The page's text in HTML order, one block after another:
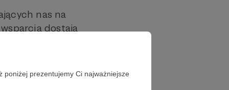
poniżej prezentujemy Ci najważniejsze
nas na
dostają
się Wam
tej książki
Jeśli